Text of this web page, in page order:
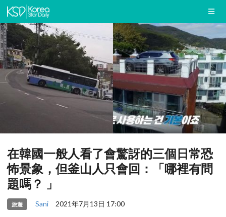
在韓國一般人看了會驚訝的三個日常恐
怖景象，但釜山人只會回：「哪裡有問
題嗎？ 」
旅遊 Sani 2021年7月13日 17:00